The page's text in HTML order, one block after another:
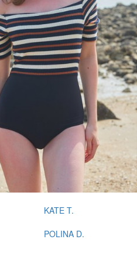
KATE T.
POLINA D.